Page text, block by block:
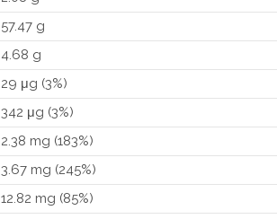
57.47 g
4.68 g
29 μg (3%)
342 μg (3%)
2.38 mg (183%)
3.67 mg (245%)
12.82 mg (85%)